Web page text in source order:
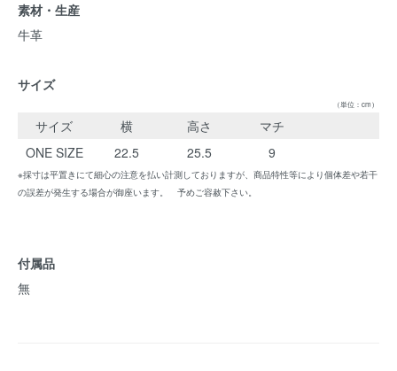
素材・生産
牛革
サイズ
（単位：cm）
サイズ 横 高さ
マチ
ONE SIZE
22.5 25.5 9
※採寸は平置きにて細心の注意を払い計測しておりますが、商品特性等により個体差や若干
の誤差が発生する場合が御座います。 予めご容赦下さい。
付属品
無